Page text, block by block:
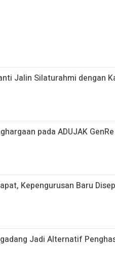
Jalin Silaturahmi dengan
pada ADUJAK
Kepengurusan Baru
Jadi Alternatif